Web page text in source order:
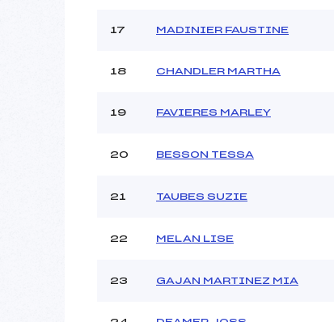
17 MADINIER FAUSTINE
18 CHANDLER MARTHA
19 FAVIERES MARLEY
20 BESSON TESSA
21 TAUBES SUZIE
22 MELAN LISE
23 GAJAN MARTINEZ MIA